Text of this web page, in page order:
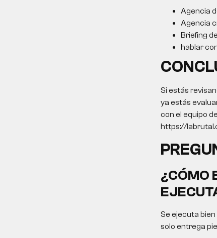
Agencia
Agencia
Briefing
hablar
Si estás
ya estás
con el equipo
https://
¿CÓMO
Se ejecuta
solo entrega